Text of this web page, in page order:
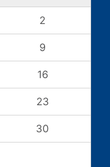
2
9
16
23
30